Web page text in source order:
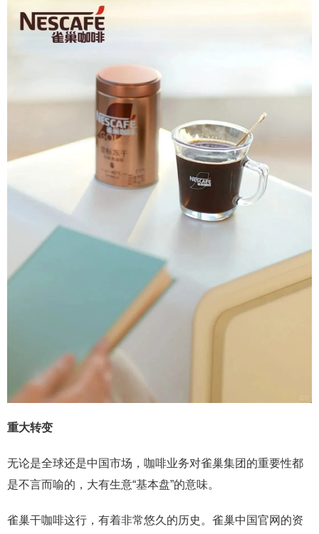
重大转变
无论是全球还是中国市场，咖啡业务对雀巢集团的重要性都
是不言而喻的，大有生意“基本盘”的意味。
雀巢干咖啡这行，有着非常悠久的历史。雀巢中国官网的资